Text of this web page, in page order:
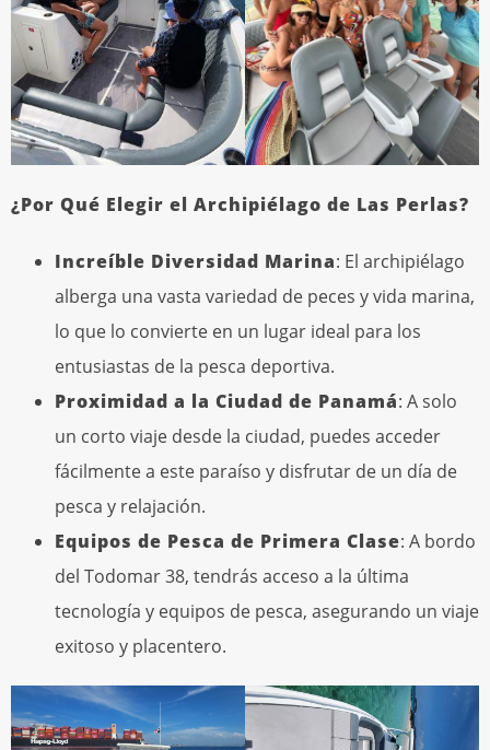
¿Por Qué Elegir el Archipiélago de Las Perlas?
Increíble Diversidad Marina: El archipiélago
alberga una vasta variedad de peces y vida marina,
lo que lo convierte en un lugar ideal para los
entusiastas de la pesca deportiva.
Proximidad a la Ciudad de Panamá: A solo
un corto viaje desde la ciudad, puedes acceder
fácilmente a este paraíso y disfrutar de un día de
pesca y relajación.
Equipos de Pesca de Primera Clase: A bordo
del Todomar 38, tendrás acceso a la última
tecnología y equipos de pesca, asegurando un viaje
exitoso y placentero.